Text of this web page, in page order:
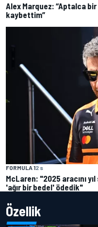
Alex Marquez: “Aptalca
kaybettim”
FORMULA 12 s
McLaren: "2025 aracını
'ağır bir bedel' ödedik"
Özellik